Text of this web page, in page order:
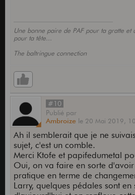
Une bonne paire de PAF pour ta gratte et
pour ta tête...
The baltringue connection
#10
Publié par
Ambroize le 20 Mai 2019,
Ah il semblerait que je ne
sujet, c'est un comble.
Merci Ktofe et papifedumetal
Oui, on va faire en sorte
pratique en terme de
Larry, quelques pédales sont